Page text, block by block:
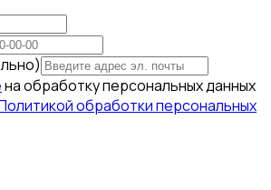
на обработку персональных данных
обработки персональных